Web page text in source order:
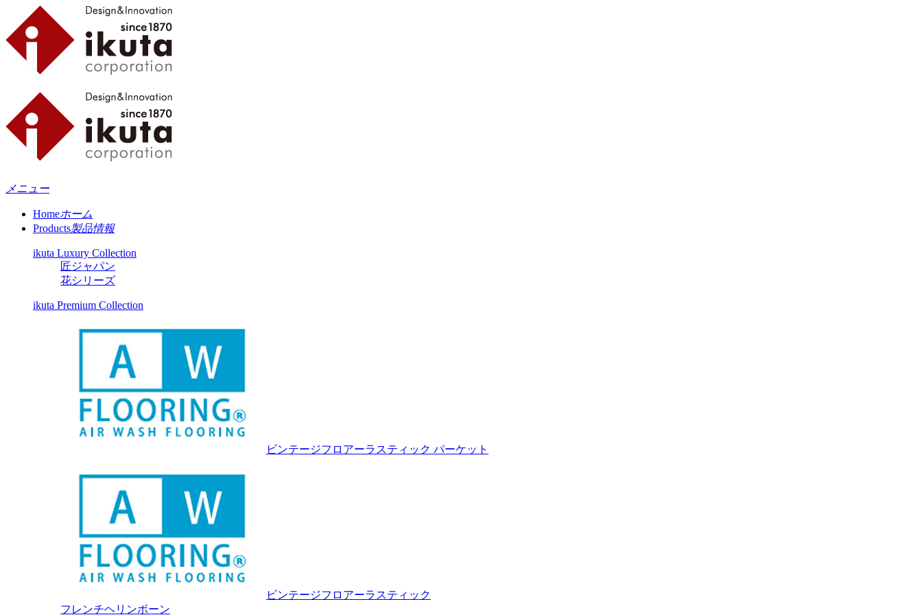
メニュー
Homeホーム
Products製品情報
ikuta Luxury Collection
匠ジャパン
花シリーズ
ikuta Premium Collection
ビンテージフロアーラスティック パーケット
ビンテージフロアーラスティック
フレンチヘリンボーン